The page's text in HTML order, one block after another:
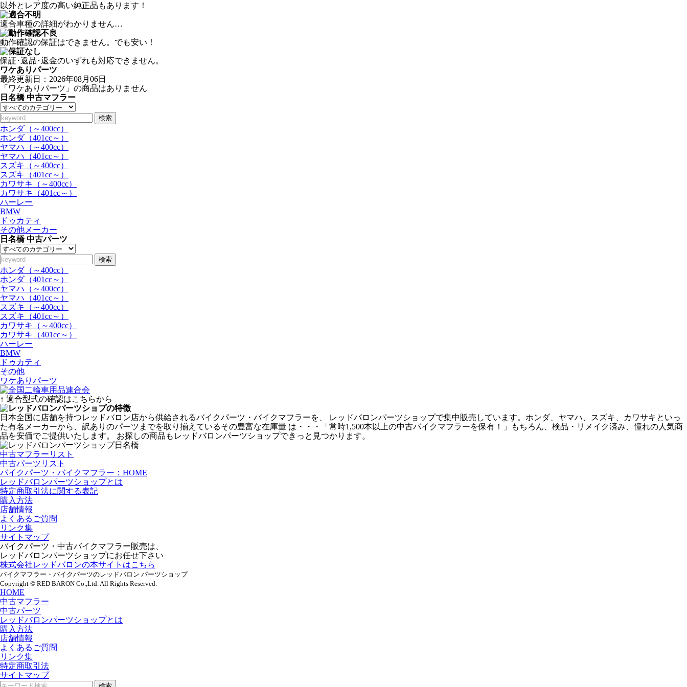
以外とレア度の高い純正品もあります！
適合車種の詳細がわかりません…
動作確認の保証はできません。でも安い！
保証･返品･返金のいずれも対応できません。
ワケありパーツ
最終更新日：2026年08月06日
「ワケありパーツ」の商品はありません
日名橋 中古マフラー
検索
ホンダ（～400cc）
ホンダ（401cc～）
ヤマハ（～400cc）
ヤマハ（401cc～）
スズキ（～400cc）
スズキ（401cc～）
カワサキ（～400cc）
カワサキ（401cc～）
ハーレー
BMW
ドゥカティ
その他メーカー
日名橋 中古パーツ
検索
ホンダ（～400cc）
ホンダ（401cc～）
ヤマハ（～400cc）
ヤマハ（401cc～）
スズキ（～400cc）
スズキ（401cc～）
カワサキ（～400cc）
カワサキ（401cc～）
ハーレー
BMW
ドゥカティ
その他
ワケありパーツ
↑ 適合型式の確認はこちらから
日本全国に店舗を持つレッドバロン店から供給されるバイクパーツ・バイクマフラーを、 レッドバロンパーツショップで集中販売しています。ホンダ、ヤマハ、スズキ、カワサキといっ
た有名メーカーから、訳ありのパーツまでを取り揃えているその豊富な在庫量 は・・・「常時1,500本以上の中古バイクマフラーを保有！」もちろん、検品・リメイク済み、憧れの人気商
品を安価でご提供いたします。 お探しの商品もレッドバロンパーツショップできっと見つかります。
中古マフラーリスト
中古パーツリスト
バイクパーツ・バイクマフラー：HOME
レッドバロンパーツショップとは
特定商取引法に関する表記
購入方法
店舗情報
よくあるご質問
リンク集
サイトマップ
バイクパーツ・中古バイクマフラー販売は、
レッドバロンパーツショップにお任せ下さい
株式会社レッドバロンの本サイトはこちら
バイクマフラー・バイクパーツのレッドバロン パーツショップ
Copyright © RED BARON Co.,Ltd. All Rights Reserved.
HOME
中古マフラー
中古パーツ
レッドバロンパーツショップとは
購入方法
店舗情報
よくあるご質問
リンク集
特定商取引法
サイトマップ